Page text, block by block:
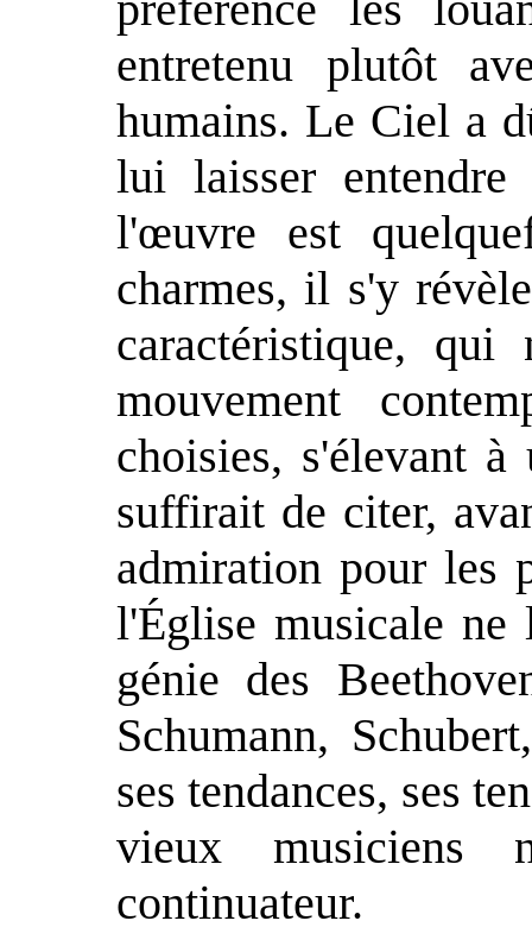
entretenu plutôt
humains. Le Ciel a
lui laisser entendre
l'œuvre est
charmes, il s'y
caractéristique,
mouvement
choisies, s'élevant
suffirait de citer,
admiration pour les
l'Église musicale ne
génie des
Schumann,
ses tendances, ses
vieux
continuateur.